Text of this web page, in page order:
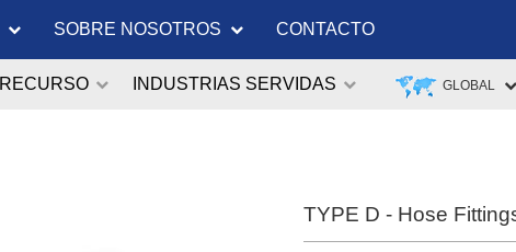
SOBRE NOSOTROS CONTACTO
GLOBAL
RECURSO INDUSTRIAS SERVIDAS
TYPE D - Hose